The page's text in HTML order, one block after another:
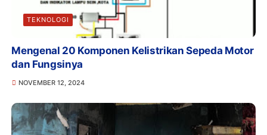
TEKNOLOGI
Mengenal 20 Komponen Kelistrikan Sepeda Motor
dan Fungsinya
NOVEMBER 12, 2024